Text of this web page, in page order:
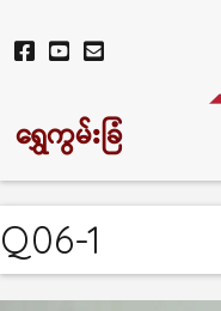
ရွှေကွမ်းခြံ
Q06-1